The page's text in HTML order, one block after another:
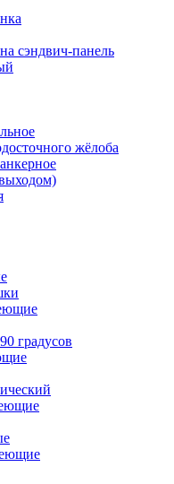
сэндвич-панель
жёлоба
градусов